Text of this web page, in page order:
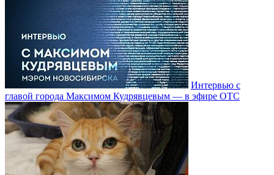
Интервью с
главой города Максимом Кудрявцевым — в эфире ОТС